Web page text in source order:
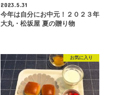
2023.5.31
今年は自分にお中元！２０２３年
大丸・松坂屋 夏の贈り物
お気に入り